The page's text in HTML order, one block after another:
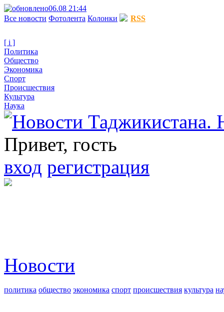
06.08 21:44
Все новости Фотолента Колонки RSS
[ i ]
Политика
Общество
Экономика
Спорт
Происшествия
Культура
Наука
Привет, гость
вход регистрация
Новости
политика общество экономика спорт происшествия культура